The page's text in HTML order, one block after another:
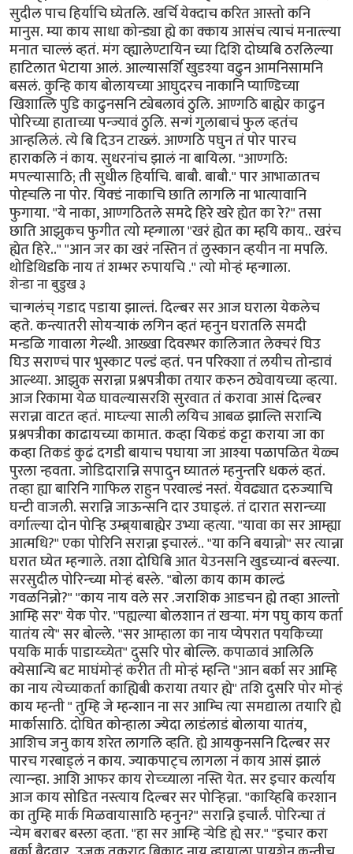
सुदील पाच हिर्याचि घ्येतलि. खर्चि येक्दाच करित आस्तो कनि
मानुस. म्या काय साधा कोन्ड्या ह्ये का क्काय आसंच त्याचं मनात्ल्या
मनात चाल्लं व्हतं. मंग व्ह्यालेण्टायिन च्या दिशि दोघ्यबि ठरलिल्या
हाटिलात भेटाया आलं. आल्यासर्शि खुडश्या वढुन आमनिसामनि
बसलं. कुन्हि काय बोलायच्या आघुदरच नाकानि प्याण्डिच्या
खिशात्लि पुडि काढुनसनि ट्येबलावं ठुलि. आण्गठि बाह्येर काढुन
पोरिच्या हाताच्या पन्ज्यावं ठुलि. सन्गं गुलाबाचं फुल व्हतंच
आन्हलिलं. त्ये बि दिउन टाख्लं. आण्गठि पघुन तं पोर पारच
हाराकलि नं काय. सुधरनांच झालं ना बायिला. "आण्गठि:
मपल्यासाठि; ती सुधील हिर्याचि. बाबौ. बाबौ." पार आभाळातच
पोह्चलि ना पोर. यिक्डं नाकाचि छाति लागलि ना भात्यावानि
फुगाया. ''ये नाका, आण्गठितले समदे हिरे खरे ह्येत का रे?" तसा
छाति आझुकच फुगीत त्यो म्ह्न्गाला "खरं ह्येत का म्हयि काय.. खरंच
ह्येत हिरे..'' "आन जर का खरं नस्तिन तं लुस्कान व्हयीन ना मपलि.
थोडिथिडकि नाय तं शम्भर रुपायचि .'' त्यो मोर्‍हं म्हन्गाला.
शेन्डा ना बुडुख ३
चान्गलंच् गडाद पडाया झाल्तं. दिल्बर सर आज घराला येकलेच
व्हते. कन्त्यातरी सोयर्‍याकं लगिन व्हतं म्हनुन घरातलि समदी
मन्डळि गावाला गेल्थी. आख्खा दिवस्भर कालिजात लेक्चरं घिउ
घिउ सराण्चं पार भुस्काट पल्डं व्हतं. पन परिक्शा तं लयीच तोन्डावं
आल्थ्या. आझुक सरान्ना प्रश्नपत्रीका तयार करुन ठ्येवायच्या व्हत्या.
आज रिकामा येळ घावल्यासरशि सुरवात तं करावा आसं दिल्बर
सरान्ना वाटत व्हतं. माघ्ल्या साली लयिच आबळ झाल्ति सरान्चि
प्रश्नपत्रीका काढायच्या कामात. कव्हा यिकडं कट्टा कराया जा का
कव्हा तिकडं कुढं दगडी बायाच पघाया जा आश्या पळापळित येळ्च
पुरला न्हवता. जोडिदारान्नि सपादुन घ्यातलं म्हनुन्तरि धकलं व्हतं.
तव्हा ह्या बारिनि गाफिल राहुन परवाल्डं नस्तं. येवढ्यात दरुज्याचि
घन्टी वाजली. सरान्नि जाऊन्सनि दार उघाड्लं. तं दारात सरान्च्या
वर्गात्ल्या दोन पोर्‍हि उम्ब्र्याबाह्येर उभ्या व्हत्या. "यावा का सर आम्ह्या
आत्मधि?" एका पोरिनि सरान्ना इचारलं.. "या कनि बयान्नो" सर त्यान्ना
घरात घ्येत म्हन्गाले. तशा दोघिबि आत येउनसनि खुडच्यान्वं बस्ल्या.
सरसुदील पोरिन्च्या मोर्‍हं बस्ले. "बोला काय काम काल्ढं
गवळनिन्नो?" "काय नाय वले सर .जराशिक आडचन ह्ये तव्हा आल्तो
आम्हि सर" येक पोर. "पह्यल्या बोलशान तं खर्‍या. मंग पघु काय कर्ता
यातंय त्ये" सर बोल्ले. "सर आम्हाला का नाय प्येपरात पयकिच्या
पयकि मार्क पाडाय्च्येत" दुसरि पोर बोल्लि. कपाळावं आलिलि
क्येसान्चि बट माघंमोर्‍हं करीत ती मोर्‍हं म्हन्ति "आन बर्का सर आम्हि
का नाय त्येच्याकर्ता काह्यिबी कराया तयार ह्ये" तशि दुसरि पोर मोर्‍हं
काय म्हन्ती " तुम्हि जे म्हन्शान ना सर आम्चि त्या समद्याला तयारि ह्ये
मार्कासाठि. दोघित कोन्हाला ज्येदा लाडंलाडं बोलाया यातंय,
आशिच जनु काय शरेत लागलि व्हति. ह्ये आयकुनसनि दिल्बर सर
पारच गरबाड्लं न काय. ज्याकपाट्च लागला नं काय आसं झालं
त्यान्न्हा. आशि आफर काय रोच्च्याला नस्ति येत. सर इचार कर्त्याय
आज काय सोडित नस्त्याय दिल्बर सर पोर्‍हिन्ना. "काय्हिबि करशान
का तुम्हि मार्क मिळवायासाठि म्हनुन?" सरान्नि इचार्लं. पोरिन्चा तं
न्येम बराबर बस्ला व्हता. "हा सर आम्हि र्‍येडि ह्ये सर." "इचार करा